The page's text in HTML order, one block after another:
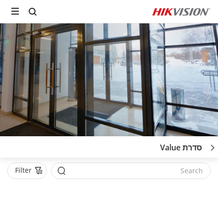
סדרת Value
Filter